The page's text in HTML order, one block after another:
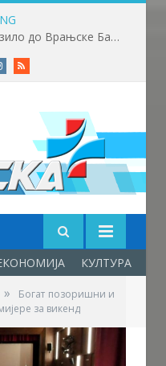
Више од 100 бициклиста возило до Врањске Бање
Instagram
RSS
КУЛТУРА
»
Богат позоришни и
за викенд